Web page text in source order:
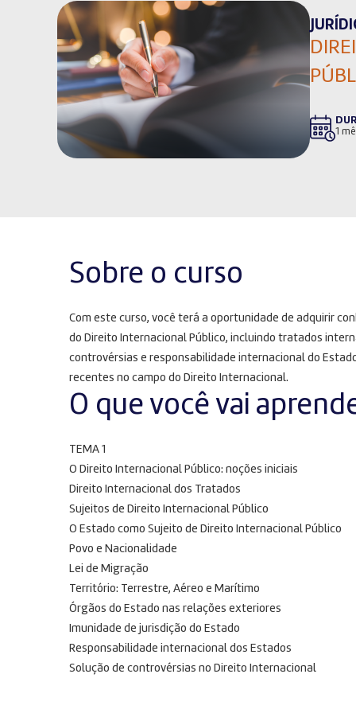
1
Sobre o curso
Com este curso, você terá a oportunidade de adquirir
do Direito Internacional Público, incluindo tratados
controvérsias e responsabilidade internacional do
recentes no campo do Direito Internacional.
O que você vai
TEMA 1
O Direito Internacional Público: noções iniciais
Direito Internacional dos Tratados
Sujeitos de Direito Internacional Público
O Estado como Sujeito de Direito Internacional Público
Povo e Nacionalidade
Lei de Migração
Território: Terrestre, Aéreo e Marítimo
Órgãos do Estado nas relações exteriores
Imunidade de jurisdição do Estado
Responsabilidade internacional dos Estados
Solução de controvérsias no Direito Internacional